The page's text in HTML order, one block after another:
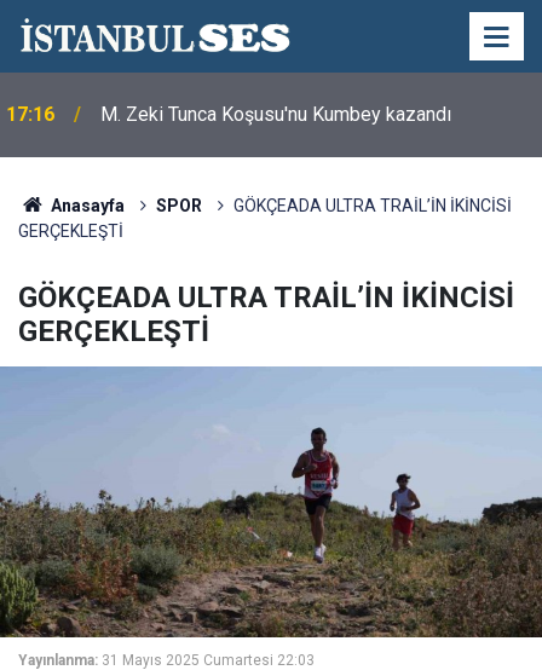
17:16 M. Zeki Tunca Koşusu'nu Kumbey kazandı
Anasayfa SPOR
GÖKÇEADA ULTRA TRAİL’İN İKİNCİSİ
GERÇEKLEŞTİ
GÖKÇEADA ULTRA TRAİL’İN İKİNCİSİ
GERÇEKLEŞTİ
Yayınlanma: 31 Mayıs 2025 Cumartesi 22:03